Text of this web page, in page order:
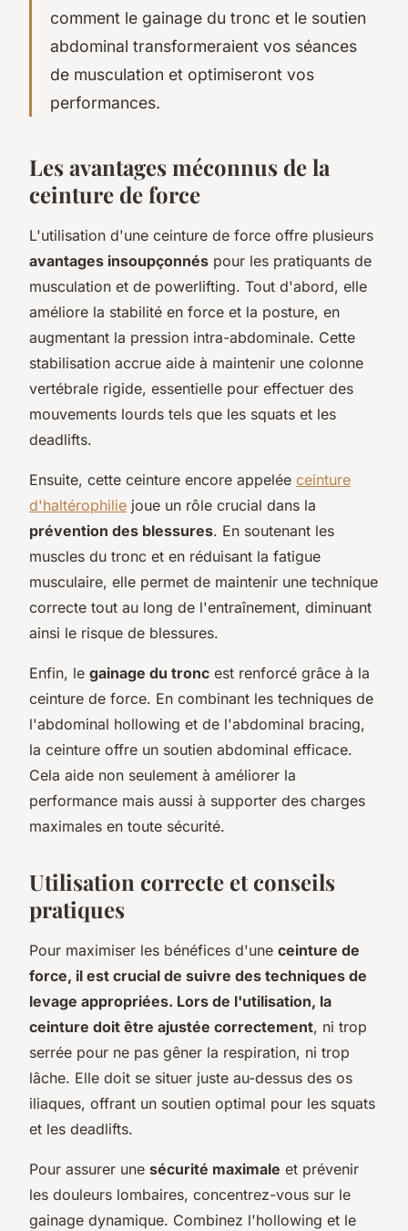
comment le gainage du tronc et le soutien
abdominal transformeraient vos séances
de musculation et optimiseront vos
performances.
Les avantages méconnus de la
ceinture de force
L'utilisation d'une ceinture de force offre plusieurs
avantages insoupçonnés pour les pratiquants de
musculation et de powerlifting. Tout d'abord, elle
améliore la stabilité en force et la posture, en
augmentant la pression intra-abdominale. Cette
stabilisation accrue aide à maintenir une colonne
vertébrale rigide, essentielle pour effectuer des
mouvements lourds tels que les squats et les
deadlifts.
Ensuite, cette ceinture encore appelée ceinture
d'haltérophilie joue un rôle crucial dans la
prévention des blessures. En soutenant les
muscles du tronc et en réduisant la fatigue
musculaire, elle permet de maintenir une technique
correcte tout au long de l'entraînement, diminuant
ainsi le risque de blessures.
Enfin, le gainage du tronc est renforcé grâce à la
ceinture de force. En combinant les techniques de
l'abdominal hollowing et de l'abdominal bracing,
la ceinture offre un soutien abdominal efficace.
Cela aide non seulement à améliorer la
performance mais aussi à supporter des charges
maximales en toute sécurité.
Utilisation correcte et conseils
pratiques
Pour maximiser les bénéfices d'une ceinture de
force, il est crucial de suivre des techniques de
levage appropriées. Lors de l'utilisation, la
ceinture doit être ajustée correctement, ni trop
serrée pour ne pas gêner la respiration, ni trop
lâche. Elle doit se situer juste au-dessus des os
iliaques, offrant un soutien optimal pour les squats
et les deadlifts.
Pour assurer une sécurité maximale et prévenir
les douleurs lombaires, concentrez-vous sur le
gainage dynamique. Combinez l'hollowing et le